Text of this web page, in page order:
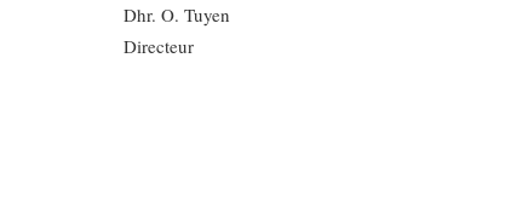
Dhr. O. Tuyen
Directeur